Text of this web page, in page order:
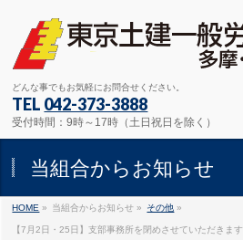
どんな事でもお気軽にお問合せください。
TEL 042-373-3888
受付時間：9時～17時（土日祝日を除く）
当組合からお知らせ
HOME » 当組合からお知らせ » その他 »
【7月2日・25日】支部事務所を閉めさせていただきます